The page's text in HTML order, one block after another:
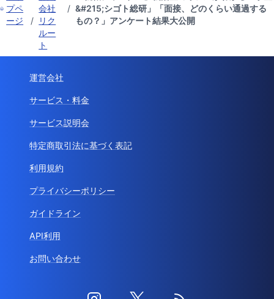
プペ
ージ
/
会社
リク
ルー
ト
/ &#215;シゴト総研」「面接、どのくらい通過する
もの？」アンケート結果大公開
運営会社
サービス・料金
サービス説明会
特定商取引法に基づく表記
利用規約
プライバシーポリシー
ガイドライン
API利用
お問い合わせ